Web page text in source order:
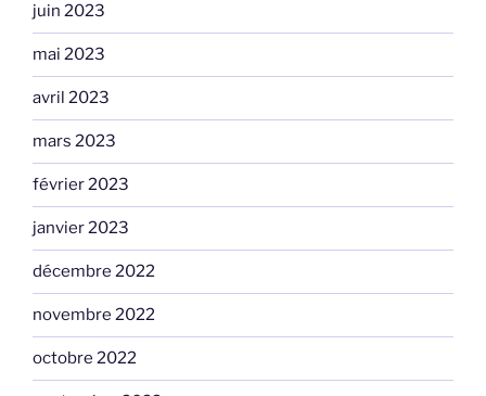
juin 2023
mai 2023
avril 2023
mars 2023
février 2023
janvier 2023
décembre 2022
novembre 2022
octobre 2022